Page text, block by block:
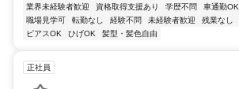
業界未経験者歓迎 資格取得支援あり 学歴不問 車通勤OK
職場見学可
転勤なし 経験不問 未経験者歓迎 残業なし
ピアスOK
ひげOK 髪型・髪色自由
正社員